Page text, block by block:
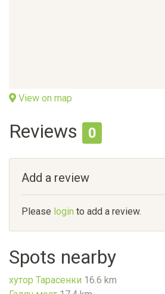
View on map
Reviews 0
Add a review
Please login to add a review.
Spots nearby
хутор Тарасенки 16.6 km